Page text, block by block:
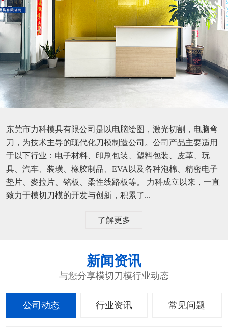
东莞市力科模具有限公司是以电脑绘图，激光切割，电脑弯
刀，为技术主导的现代化刀模制造公司。公司产品主要适用
于以下行业：电子材料、印刷包装、塑料包装、皮革、玩
具、汽车、装璜、橡胶制品、EVA以及各种泡棉、精密电子
垫片、麥拉片、铭板、柔性线路板等。 力科成立以来，一直
致力于模切刀模的开发与创新，积累了...
了解更多
新闻资讯
与您分享模切刀模行业动态
公司动态 行业资讯 常见问题